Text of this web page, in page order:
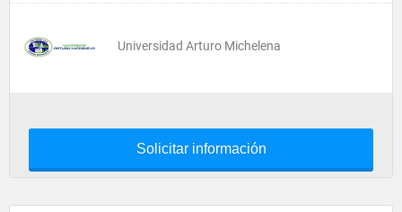
Universidad Arturo Michelena
Solicitar información